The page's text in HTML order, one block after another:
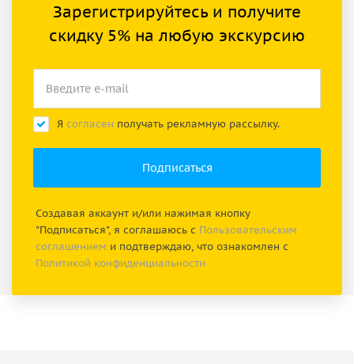
Зарегистрируйтесь и получите
скидку 5% на любую экскурсию
Я согласен получать рекламную рассылку.
Создавая аккаунт и/или нажимая кнопку
"Подписаться", я соглашаюсь с Пользовательским
соглашением и подтверждаю, что ознакомлен с
Политикой конфиденциальности